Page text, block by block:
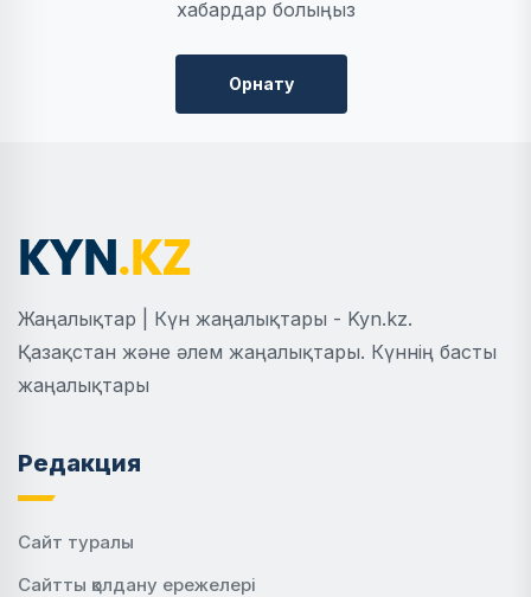
хабардар болыңыз
Орнату
Жаңалықтар | Күн жаңалықтары - Kyn.kz.
Қазақстан және әлем жаңалықтары. Күннің басты
жаңалықтары
Редакция
Сайт туралы
Сайтты қолдану ережелері